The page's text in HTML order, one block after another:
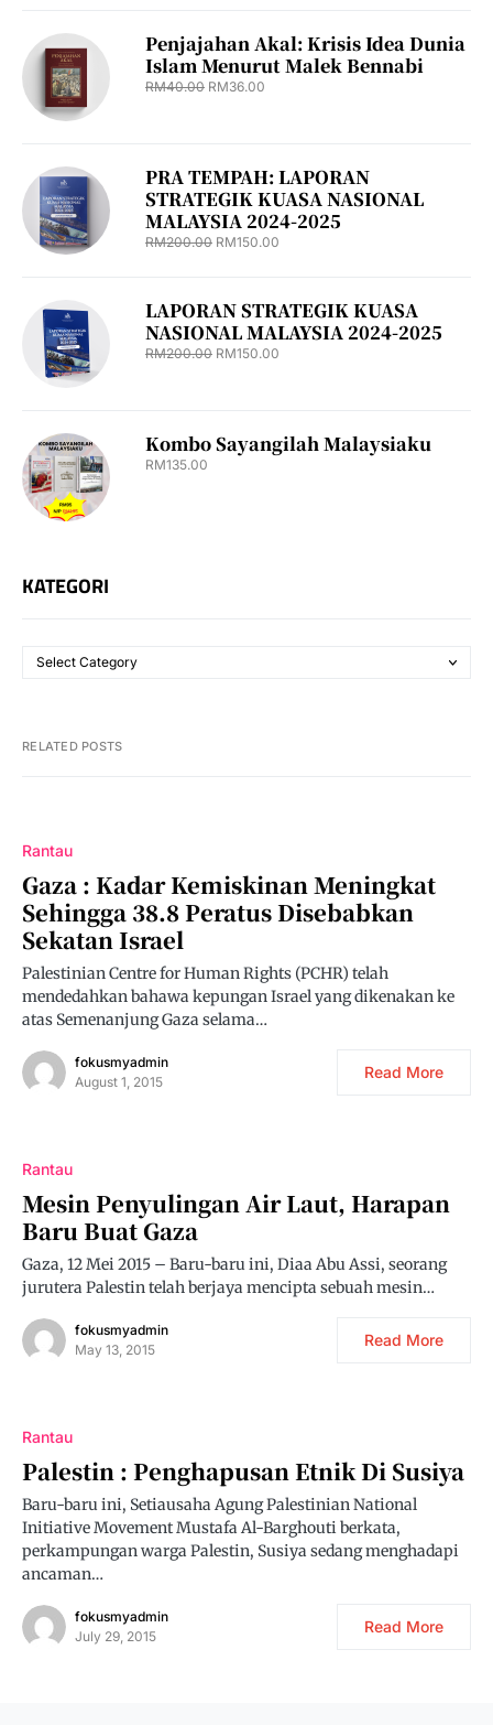
Penjajahan Akal: Krisis Idea Dunia
Islam Menurut Malek Bennabi
RM40.00 RM36.00
PRA TEMPAH: LAPORAN
STRATEGIK KUASA NASIONAL
MALAYSIA 2024-2025
RM200.00 RM150.00
LAPORAN STRATEGIK KUASA
NASIONAL MALAYSIA 2024-2025
RM200.00 RM150.00
Kombo Sayangilah Malaysiaku
RM135.00
KATEGORI
RELATED POSTS
Rantau
Gaza : Kadar Kemiskinan Meningkat
Sehingga 38.8 Peratus Disebabkan
Sekatan Israel
Palestinian Centre for Human Rights (PCHR) telah
mendedahkan bahawa kepungan Israel yang dikenakan ke
atas Semenanjung Gaza selama…
fokusmyadmin
August 1, 2015
Read More
Rantau
Mesin Penyulingan Air Laut, Harapan
Baru Buat Gaza
Gaza, 12 Mei 2015 – Baru-baru ini, Diaa Abu Assi, seorang
jurutera Palestin telah berjaya mencipta sebuah mesin…
fokusmyadmin
May 13, 2015
Read More
Rantau
Palestin : Penghapusan Etnik Di Susiya
Baru-baru ini, Setiausaha Agung Palestinian National
Initiative Movement Mustafa Al-Barghouti berkata,
perkampungan warga Palestin, Susiya sedang menghadapi
ancaman…
fokusmyadmin
July 29, 2015
Read More